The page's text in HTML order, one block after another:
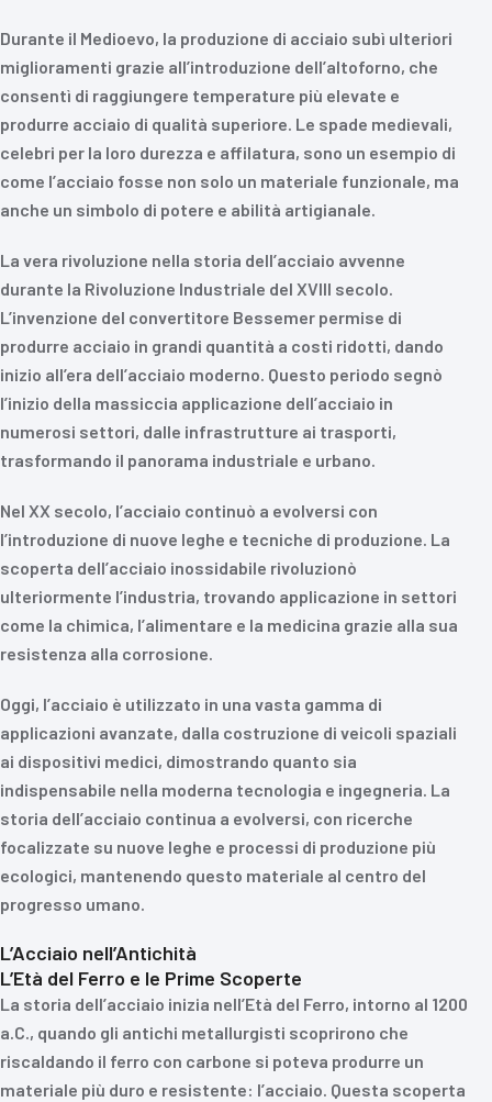
Durante il Medioevo, la produzione di acciaio subì ulteriori
miglioramenti grazie all’introduzione dell’altoforno, che
consentì di raggiungere temperature più elevate e
produrre acciaio di qualità superiore. Le spade medievali,
celebri per la loro durezza e affilatura, sono un esempio di
come l’acciaio fosse non solo un materiale funzionale, ma
anche un simbolo di potere e abilità artigianale.
La vera rivoluzione nella storia dell’acciaio avvenne
durante la Rivoluzione Industriale del XVIII secolo.
L’invenzione del convertitore Bessemer permise di
produrre acciaio in grandi quantità a costi ridotti, dando
inizio all’era dell’acciaio moderno. Questo periodo segnò
l’inizio della massiccia applicazione dell’acciaio in
numerosi settori, dalle infrastrutture ai trasporti,
trasformando il panorama industriale e urbano.
Nel XX secolo, l’acciaio continuò a evolversi con
l’introduzione di nuove leghe e tecniche di produzione. La
scoperta dell’acciaio inossidabile rivoluzionò
ulteriormente l’industria, trovando applicazione in settori
come la chimica, l’alimentare e la medicina grazie alla sua
resistenza alla corrosione.
Oggi, l’acciaio è utilizzato in una vasta gamma di
applicazioni avanzate, dalla costruzione di veicoli spaziali
ai dispositivi medici, dimostrando quanto sia
indispensabile nella moderna tecnologia e ingegneria. La
storia dell’acciaio continua a evolversi, con ricerche
focalizzate su nuove leghe e processi di produzione più
ecologici, mantenendo questo materiale al centro del
progresso umano.
L’Acciaio nell’Antichità
L’Età del Ferro e le Prime Scoperte
La storia dell’acciaio inizia nell’Età del Ferro, intorno al 1200
a.C., quando gli antichi metallurgisti scoprirono che
riscaldando il ferro con carbone si poteva produrre un
materiale più duro e resistente: l’acciaio. Questa scoperta